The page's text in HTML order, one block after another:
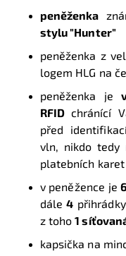
peněženka
stylu "Hunter"
peněženka z
logem HLG na
peněženka je
RFID chránící
před
vln, nikdo tedy
platebních
v peněžence je
dále4 přihrádky
z toho1
kapsička na